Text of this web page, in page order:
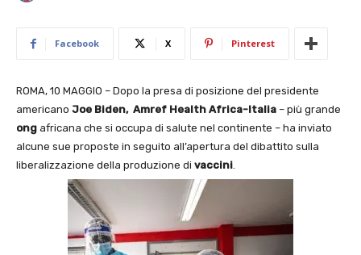
Facebook X Pinterest
ROMA, 10 MAGGIO – Dopo la presa di posizione del presidente
americano Joe Biden, Amref Health Africa-Italia – più grande
ong africana che si occupa di salute nel continente – ha inviato
alcune sue proposte in seguito all’apertura del dibattito sulla
liberalizzazione della produzione di vaccini.